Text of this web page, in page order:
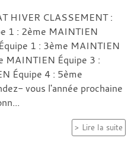
HIVER CLASSEMENT :
1 : 2ème MAINTIEN
1 : 3ème MAINTIEN
MAINTIEN Équipe 3 :
Équipe 4 : 5ème
vous l'année prochaine
Lire la suite